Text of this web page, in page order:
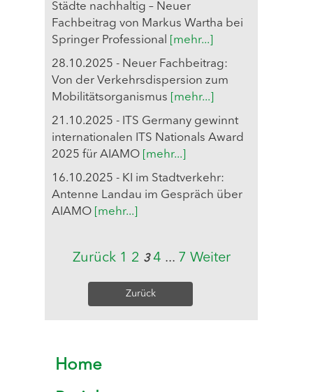
Städte nachhaltig – Neuer
Fachbeitrag von Markus Wartha bei
Springer Professional
[mehr...]
28.10.2025 - Neuer Fachbeitrag:
Von der Verkehrsdispersion zum
Mobilitätsorganismus
[mehr...]
21.10.2025 - ITS Germany gewinnt
internationalen ITS Nationals Award
2025 für AIAMO [mehr...]
16.10.2025 - KI im Stadtverkehr:
Antenne Landau im Gespräch über
AIAMO [mehr...]
Zurück 1 2 3 4 ... 7 Weiter
Zurück
Home